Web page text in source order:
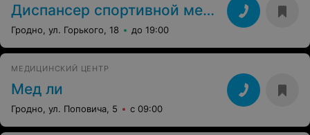
Диспансер спортивной медицины
Гродно, ул. Горького, 18 до 19:00
МЕДИЦИНСКИЙ ЦЕНТР
Мед ли
Гродно, ул. Поповича, 5 с 09:00